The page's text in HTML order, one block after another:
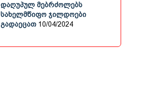
ᲓᲐᲦᲣᲞᲣᲚ ᲛᲔᲑᲠᲫᲝᲚᲔᲑᲡ
ᲡᲐᲮᲔᲚᲛᲬᲘᲤᲝ ᲯᲘᲚᲓᲝᲔᲑᲘ
ᲒᲐᲓᲐᲔᲪᲐᲗ 10/04/2024